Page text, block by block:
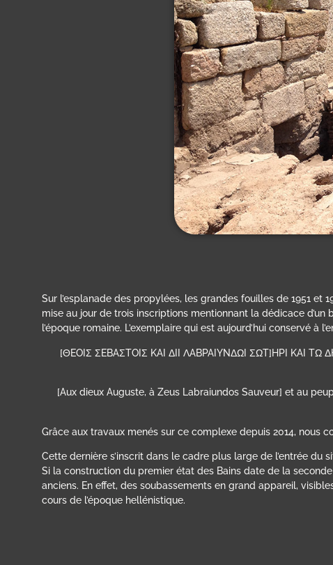
Sur l’esplanade des propylées, les grandes fouilles de 1951 et
mise au jour de trois inscriptions mentionnant la dédicace
l’époque romaine. L’exemplaire qui est aujourd’hui conservé
[ΘEOIΣ ΣEBAΣTOIΣ KAI ΔII ΛABPAIYNΔΩI ΣΩT]HPI KAI TΩ
[Aux dieux Auguste, à Zeus Labraiundos Sauveur] et au
Grâce aux travaux menés sur ce complexe depuis 2014, nous
Cette dernière s’inscrit dans le cadre plus large de l’entrée du
Si la construction du premier état des Bains date de la
anciens. En effet, des soubassements en grand appareil,
cours de l’époque hellénistique.